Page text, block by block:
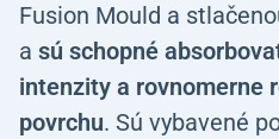
Fusion Mould a
a sú schopné
intenzity a rovnomerne
povrchu. Sú vybavené